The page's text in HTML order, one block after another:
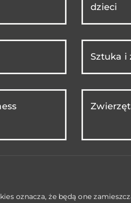
dzieci
Sztuka i
oznacza, że będą one